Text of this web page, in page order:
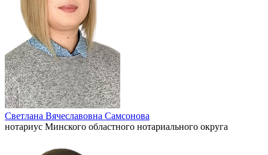
Светлана Вячеславовна Самсонова
нотариус Минского областного нотариального округа